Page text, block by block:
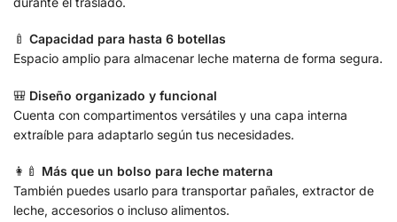
🍼 Capacidad para hasta 6 botellas
Espacio amplio para almacenar leche materna de forma segura.
🎒 Diseño organizado y funcional
Cuenta con compartimentos versátiles y una capa interna
extraíble para adaptarlo según tus necesidades.
👩‍🍼 Más que un bolso para leche materna
También puedes usarlo para transportar pañales, extractor de
leche, accesorios o incluso alimentos.